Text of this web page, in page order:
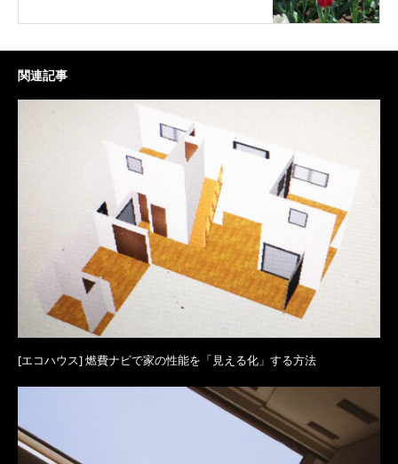
関連記事
[エコハウス] 燃費ナビで家の性能を「見える化」する方法